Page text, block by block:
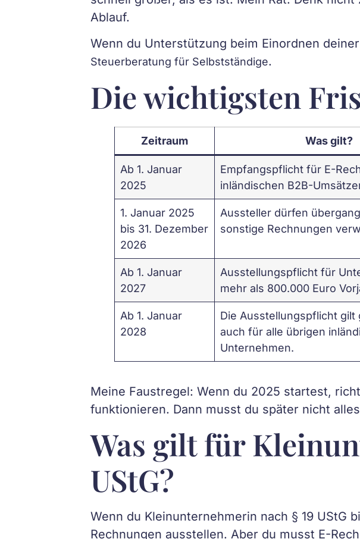
Ablauf.
Wenn du Unterstützung beim Einordnen
Steuerberatung für Selbstständige.
Die wichtigsten
Zeitraum Was gilt?
Ab 1. Januar
2025
Empfangspflicht für E-
inländischen B2B-
1. Januar 2025
bis 31. Dezember
2026
Aussteller dürfen
sonstige Rechnungen
Ab 1. Januar
2027
Ausstellungspflicht für
mehr als 800.000 Euro
Ab 1. Januar
2028
Die Ausstellungspflicht gilt
auch für alle übrigen
Unternehmen.
Meine Faustregel: Wenn du 2025 startest,
funktionieren. Dann musst du später nicht
Was gilt für
UStG?
Wenn du Kleinunternehmerin nach § 19 UStG
Rechnungen ausstellen. Aber du musst E-